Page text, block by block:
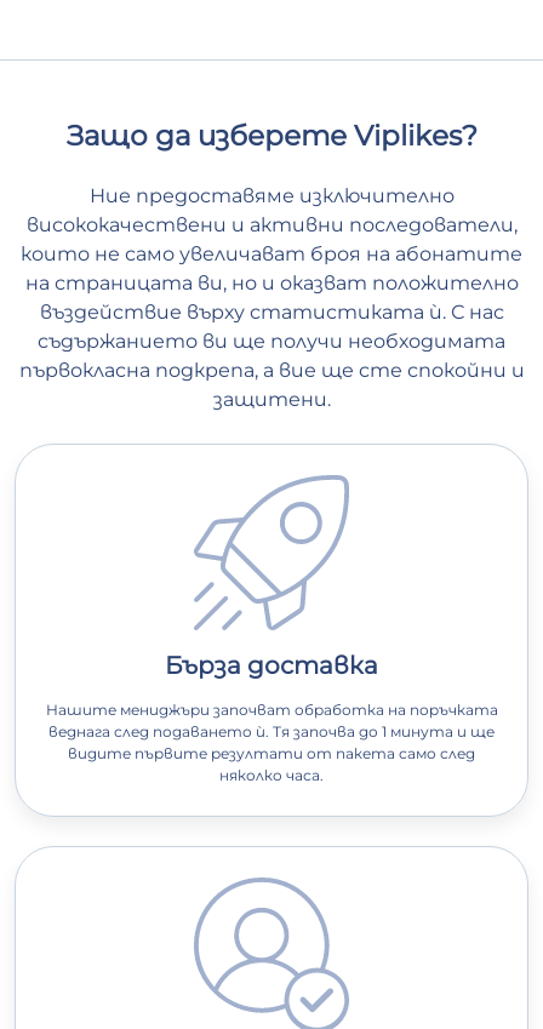
Защо да изберете Viplikes?
Ние предоставяме изключително
висококачествени и активни последователи,
които не само увеличават броя на абонатите
на страницата ви, но и оказват положително
въздействие върху статистиката ѝ. С нас
съдържанието ви ще получи необходимата
първокласна подкрепа, а вие ще сте спокойни и
защитени.
Бърза доставка
Нашите мениджъри започват обработка на поръчката
веднага след подаването ѝ. Тя започва до 1 минута и ще
видите първите резултати от пакета само след
няколко часа.